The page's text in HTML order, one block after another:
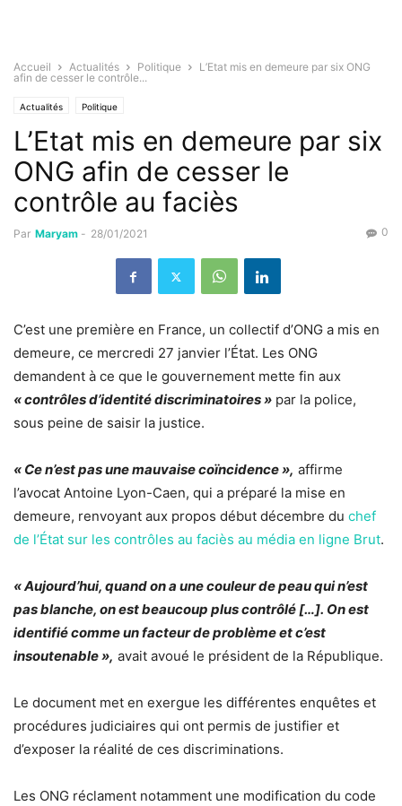
Accueil Actualités Politique
L’Etat mis en demeure par six ONG
afin de cesser le contrôle...
Actualités Politique
L’Etat mis en demeure par six
ONG afin de cesser le
contrôle au faciès
Par Maryam - 28/01/2021 0
C’est une première en France, un collectif d’ONG a mis en
demeure, ce mercredi 27 janvier l’État. Les ONG
demandent à ce que le gouvernement mette fin aux
« contrôles d’identité discriminatoires » par la police,
sous peine de saisir la justice.
« Ce n’est pas une mauvaise coïncidence », affirme
l’avocat Antoine Lyon-Caen, qui a préparé la mise en
demeure, renvoyant aux propos début décembre du chef
de l’État sur les contrôles au faciès au média en ligne Brut.
« Aujourd’hui, quand on a une couleur de peau qui n’est
pas blanche, on est beaucoup plus contrôlé […]. On est
identifié comme un facteur de problème et c’est
insoutenable », avait avoué le président de la République.
Le document met en exergue les différentes enquêtes et
procédures judiciaires qui ont permis de justifier et
d’exposer la réalité de ces discriminations.
Les ONG réclament notamment une modification du code